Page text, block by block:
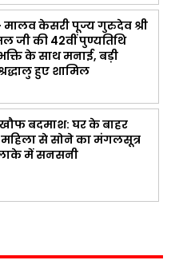
केसरी पूज्य गुरुदेव श्री
जी की 42वीं पुण्यतिथि
भक्ति के साथ मनाई, बड़ी
हुए शामिल
बदमाश: घर के बाहर
से सोने का मंगलसूत्र
में सनसनी